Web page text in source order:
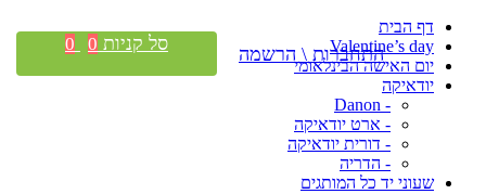
דף הבית
Valentine’s day
יום האישה הבינלאומי
יודאיקה
- Danon
- ארט יודאיקה
- דורית יודאיקה
- הדריה
שעוני יד כל המותגים
התחברות \ הרשמה סל קניות 0
0